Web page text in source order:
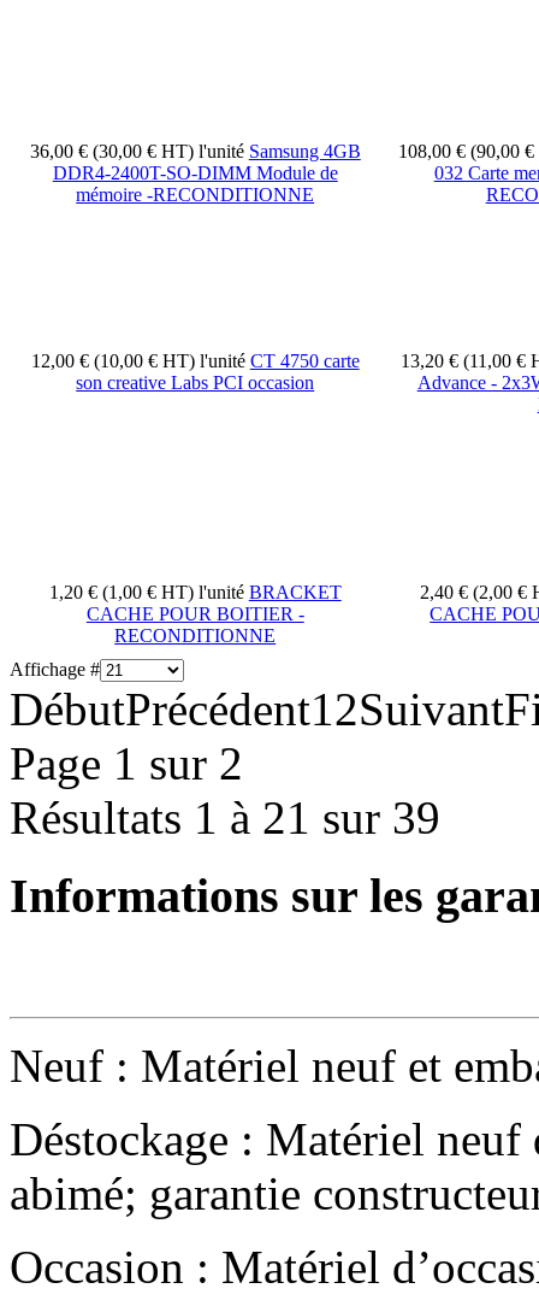
36,00 € (30,00 € HT) l'unité Samsung 4GB
DDR4-2400T-SO-DIMM Module de
mémoire -RECONDITIONNE
108,00 € (90,00
032 Carte
12,00 € (10,00 € HT) l'unité CT 4750 carte
son creative Labs PCI occasion
13,20 € (11,00 €
Advance -
1,20 € (1,00 € HT) l'unité BRACKET
CACHE POUR BOITIER -
RECONDITIONNE
2,40 € (2,00 €
CACHE
Affichage #
DébutPrécédent12Suivant
Page 1 sur 2
Résultats 1 à 21 sur 39
Informations sur les
Neuf : Matériel neuf et
Déstockage : Matériel neuf
abimé; garantie
Occasion : Matériel